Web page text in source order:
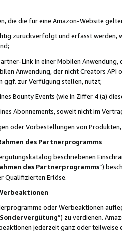
die die für eine Amazon-Website
zurückverfolgt und erfasst werden,
Link in einer Mobilen
Anwendung, der nicht Creators
ggf. zur Verfügung stellen, nutzt;
Bounty Events (wie in Ziffer 4 (a)
Abonnements, soweit nicht im
oder Vorbestellungen von
des Partnerprogramms
beschriebenen
des Partnerprogramms“)
Qualifizierten Erlöse.
oder Werbeaktionen
Sondervergütung”) zu verdienen.
jederzeit ganz oder